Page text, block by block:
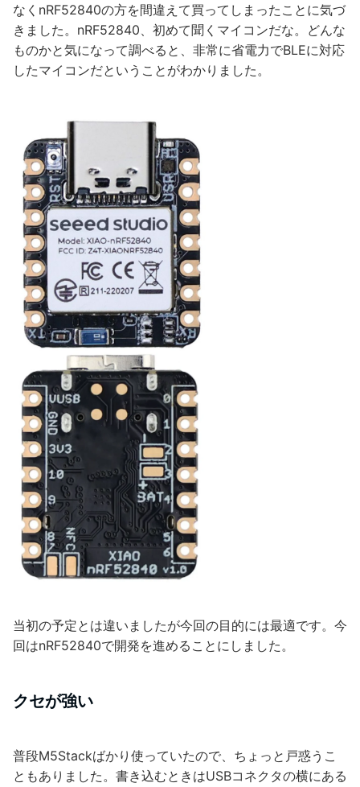
なくnRF52840の方を間違えて買ってしまったことに気づ
きました。nRF52840、初めて聞くマイコンだな。どんな
ものかと気になって調べると、非常に省電力でBLEに対応
したマイコンだということがわかりました。
当初の予定とは違いましたが今回の目的には最適です。今
回はnRF52840で開発を進めることにしました。
クセが強い
普段M5Stackばかり使っていたので、ちょっと戸惑うこ
ともありました。書き込むときはUSBコネクタの横にある